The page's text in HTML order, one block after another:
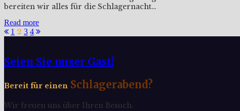
bereiten wir alles für die Schlagernacht…
Read more
Seitennummerierung
Beiträge
1 2 3 4
Seien Sie unser Gast!
Bereit für einen Schlagerabend?
Wir freuen uns über Ihren Besuch.